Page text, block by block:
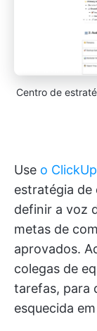
Centro de
Use o
estratégia de
definir a voz
metas de
aprovados.
colegas de
tarefas, para
esquecida